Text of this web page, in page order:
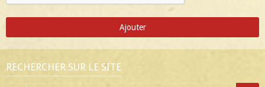
Ajouter
RECHERCHER SUR LE SITE